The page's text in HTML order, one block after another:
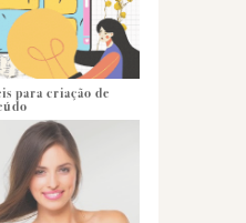
para criação de